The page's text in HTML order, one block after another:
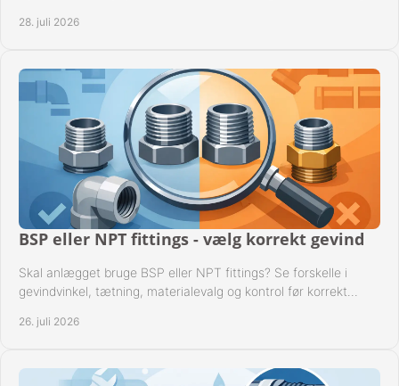
28. juli 2026
BSP eller NPT fittings - vælg korrekt gevind
Skal anlægget bruge BSP eller NPT fittings? Se forskelle i
gevindvinkel, tætning, materialevalg og kontrol før korrekt
26. juli 2026